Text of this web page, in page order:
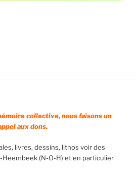
collective, nous faisons un
aux dons.
livres, dessins, lithos voir des
(N-O-H) et en particulier